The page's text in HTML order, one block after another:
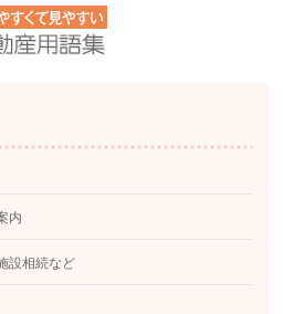
内
設相続など